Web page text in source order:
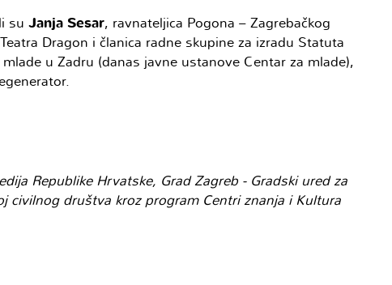
suJanja Sesar, ravnateljica Pogona – Zagrebačkog
Dragon i članica radne skupine za izradu Statuta
u Zadru (danas javne ustanove Centar za mlade),
Republike Hrvatske, Grad Zagreb - Gradski ured za
civilnog društva kroz program Centri znanja i Kultura